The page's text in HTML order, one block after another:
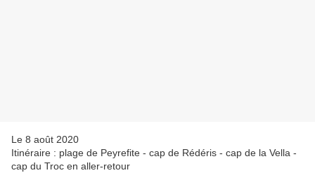
Le 8 août 2020
Itinéraire : plage de Peyrefite - cap de Rédéris - cap de la Vella -
cap du Troc en aller-retour